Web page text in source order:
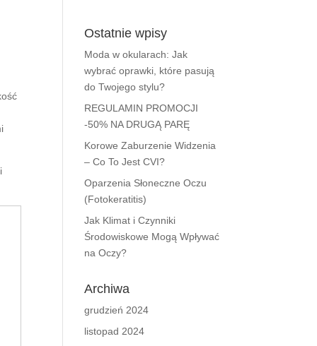
Ostatnie wpisy
Moda w okularach: Jak
wybrać oprawki, które pasują
do Twojego stylu?
REGULAMIN PROMOCJI
-50% NA DRUGĄ PARĘ
Korowe Zaburzenie Widzenia
– Co To Jest CVI?
Oparzenia Słoneczne Oczu
(Fotokeratitis)
Jak Klimat i Czynniki
Środowiskowe Mogą Wpływać
na Oczy?
Archiwa
grudzień 2024
listopad 2024